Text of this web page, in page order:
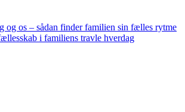
og os – sådan finder familien sin fælles rytme
i familiens travle hverdag